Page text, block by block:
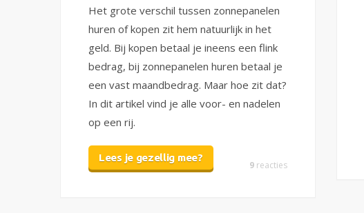
Het grote verschil tussen zonnepanelen
huren of kopen zit hem natuurlijk in het
geld. Bij kopen betaal je ineens een flink
bedrag, bij zonnepanelen huren betaal je
een vast maandbedrag. Maar hoe zit dat?
In dit artikel vind je alle voor- en nadelen
op een rij.
Lees je gezellig mee?
9 reacties